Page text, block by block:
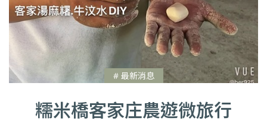
# 最新消息
糯米橋客家庄農遊微旅行